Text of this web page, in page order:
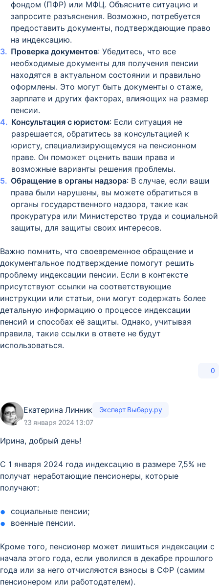
фондом (ПФР) или МФЦ. Объясните ситуацию и
запросите разъяснения. Возможно, потребуется
предоставить документы, подтверждающие право
на индексацию.
Проверка документов: Убедитесь, что все
необходимые документы для получения пенсии
находятся в актуальном состоянии и правильно
оформлены. Это могут быть документы о стаже,
зарплате и других факторах, влияющих на размер
пенсии.
Консультация с юристом: Если ситуация не
разрешается, обратитесь за консультацией к
юристу, специализирующемуся на пенсионном
праве. Он поможет оценить ваши права и
возможные варианты решения проблемы.
Обращение в органы надзора: В случае, если ваши
права были нарушены, вы можете обратиться в
органы государственного надзора, такие как
прокуратура или Министерство труда и социальной
защиты, для защиты своих интересов.
Важно помнить, что своевременное обращение и
документальное подтверждение помогут решить
проблему индексации пенсии. Если в контексте
присутствуют ссылки на соответствующие
инструкции или статьи, они могут содержать более
детальную информацию о процессе индексации
пенсий и способах её защиты. Однако, учитывая
правила, такие ссылки в ответе не будут
использоваться.
0
Екатерина Линник
Эксперт Выберу.ру
23 января 2024 13:07
Ирина, добрый день!
С 1 января 2024 года индексацию в размере 7,5% не
получат неработающие пенсионеры, которые
получают:
социальные пенсии;
военные пенсии.
Кроме того, пенсионер может лишиться индексации с
начала этого года, если уволился в декабре прошлого
года или за него отчисляются взносы в СФР (самим
пенсионером или работодателем).